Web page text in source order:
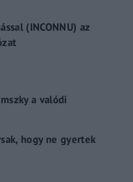
(INCONNU) az
a valódi
hogy ne gyertek